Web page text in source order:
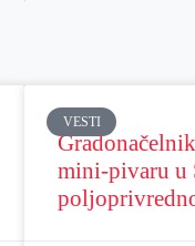
VESTI
mini-pivaru u